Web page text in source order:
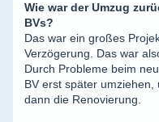
Wie war der Umzug
BVs?
Das war ein großes
Verzögerung. Das war
Durch Probleme beim
BV erst später
dann die Renovierung.